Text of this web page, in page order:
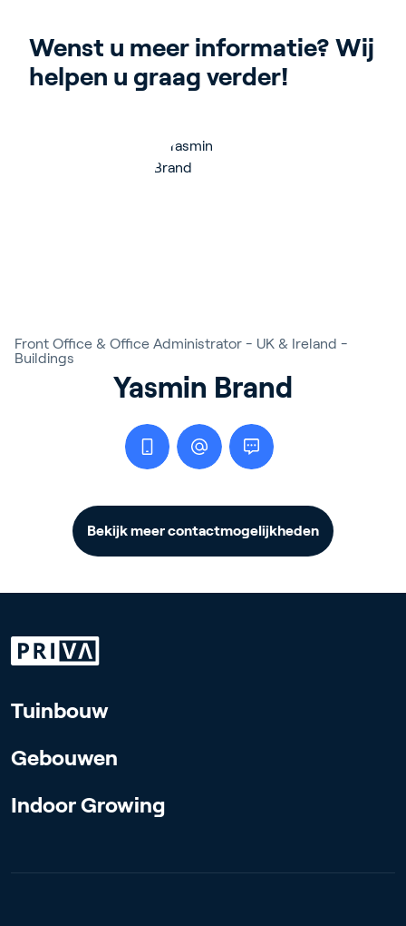
Wenst u meer informatie? Wij
helpen u graag verder!
Front Office & Office Administrator - UK & Ireland -
Buildings
Yasmin Brand
Bekijk meer contactmogelijkheden
Tuinbouw
Gebouwen
Indoor Growing